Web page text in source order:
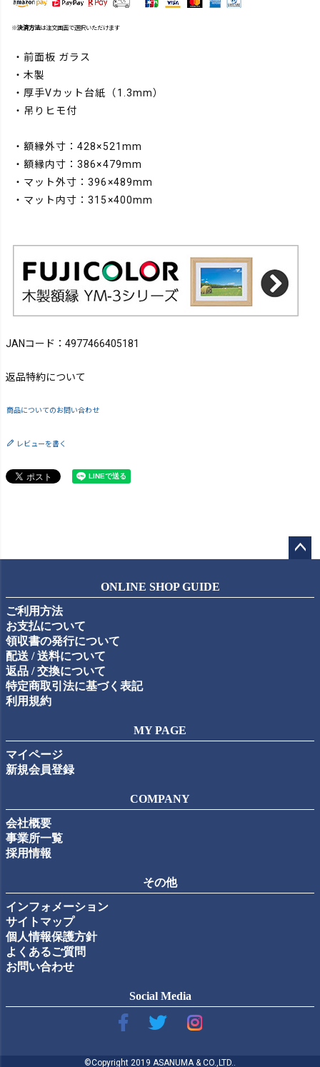
※決済方法は注文画面で選択いただけます
・前面板 ガラス
・木製
・厚手Vカット台紙（1.3mm）
・吊りヒモ付
・額縁外寸：428×521mm
・額縁内寸：386×479mm
・マット外寸：396×489mm
・マット内寸：315×400mm
JANコード：4977466405181
返品特約について
商品についてのお問い合わせ
レビューを書く
ップ
ONLINE SHOP GUIDE
ご利用方法
お支払について
領収書の発行について
配送 / 送料について
返品 / 交換について
特定商取引法に基づく表記
利用規約
MY PAGE
マイページ
新規会員登録
COMPANY
会社概要
事業所一覧
採用情報
その他
インフォメーション
サイトマップ
個人情報保護方針
よくあるご質問
お問い合わせ
Social Media
©Copyright 2019 ASANUMA & CO.,LTD..